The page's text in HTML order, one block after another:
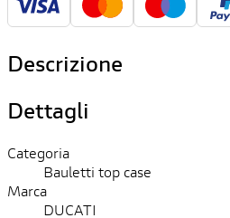
Descrizione
Dettagli
Categoria
Bauletti top case
Marca
DUCATI